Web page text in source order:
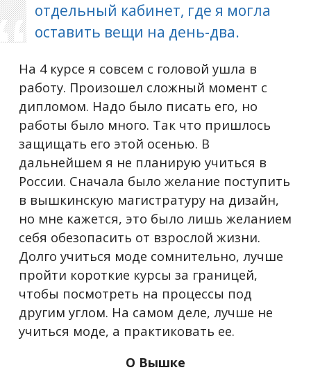
отдельный кабинет, где я могла
оставить вещи на день-два.
На 4 курсе я совсем с головой ушла в
работу. Произошел сложный момент с
дипломом. Надо было писать его, но
работы было много. Так что пришлось
защищать его этой осенью. В
дальнейшем я не планирую учиться в
России. Сначала было желание поступить
в вышкинскую магистратуру на дизайн,
но мне кажется, это было лишь желанием
себя обезопасить от взрослой жизни.
Долго учиться моде сомнительно, лучше
пройти короткие курсы за границей,
чтобы посмотреть на процессы под
другим углом. На самом деле, лучше не
учиться моде, а практиковать ее.
О Вышке